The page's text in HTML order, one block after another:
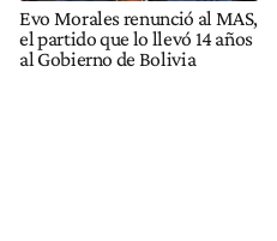
Evo Morales renunció al MAS,
el partido que lo llevó 14 años
al Gobierno de Bolivia